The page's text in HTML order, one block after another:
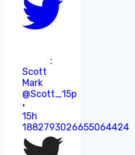
;
Scott
Mark
@Scott_15p
·
15h
1882793026655064424